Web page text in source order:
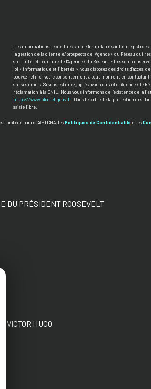
Les informations recueillies sur ce formulaire sont
la gestion de la clientèle/prospects de l'Agence / du Réseau qui
sur l'intérêt légitime de l'Agence / du Réseau. Elles sont
loi « informatique et libertés », vous disposez des droits d’accès,
pouvez retirer votre consentement à tout moment en
sur vos droits. Si vous estimez, après avoir contacté l'Agence / le
réclamation à la CNIL. Nous vous informons de l’existence de la
https://www.bloctel.gouv.fr. Dans le cadre de la protection des
saisie libre.
protégé par reCAPTCHA, lesPolitiques de Confidentialitéet es
VICTOR HUGO
DU PRÉSIDENT ROOSEVELT